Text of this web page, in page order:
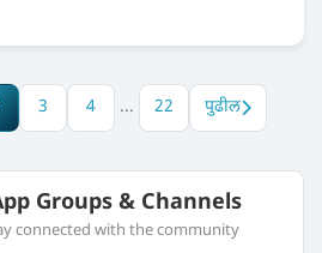
3 4 ... 22 पुढील
Groups & Channels
connected with the community